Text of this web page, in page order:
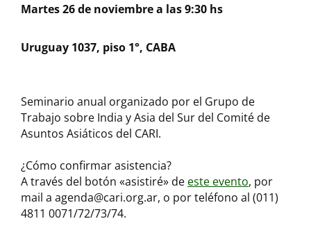
Martes 26 de noviembre a las 9:30 hs
Uruguay 1037, piso 1°, CABA
Seminario anual organizado por el Grupo de
Trabajo sobre India y Asia del Sur del Comité de
Asuntos Asiáticos del CARI.
¿Cómo confirmar asistencia?
A través del botón «asistiré» de este evento, por
mail a agenda@cari.org.ar, o por teléfono al (011)
4811 0071/72/73/74.